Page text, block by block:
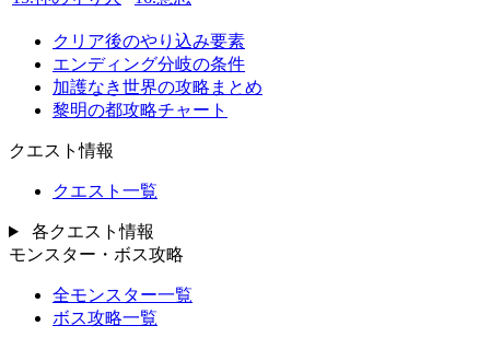
クリア後のやり込み要素
エンディング分岐の条件
加護なき世界の攻略まとめ
黎明の都攻略チャート
クエスト情報
クエスト一覧
各クエスト情報
モンスター・ボス攻略
全モンスター一覧
ボス攻略一覧